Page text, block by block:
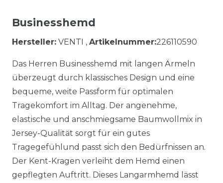
Businesshemd
Hersteller: VENTI , Artikelnummer:226110590
Das Herren Businesshemd mit langen Ärmeln
überzeugt durch klassisches Design und eine
bequeme, weite Passform für optimalen
Tragekomfort im Alltag. Der angenehme,
elastische und anschmiegsame Baumwollmix in
Jersey-Qualität sorgt für ein gutes
Tragegefühlund passt sich den Bedürfnissen an.
Der Kent-Kragen verleiht dem Hemd einen
gepflegten Auftritt. Dieses Langarmhemd lässt